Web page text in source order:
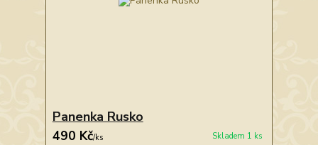
Panenka Rusko
490 Kč/ks Skladem 1 ks